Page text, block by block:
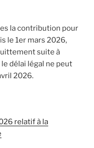
la contribution pour
le 1er mars 2026,
suite à
délai légal ne peut
2026.
relatif à la